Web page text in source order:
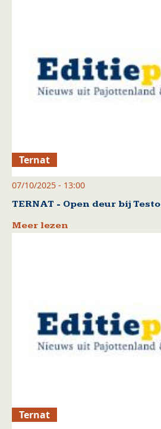
Ternat
07/10/2025 - 13:00
TERNAT - Open deur bij Testo
Meer lezen
Ternat